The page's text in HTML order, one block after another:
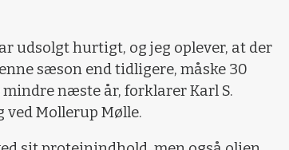
udsolgt hurtigt, og jeg oplever, at der
sæson end tidligere, måske 30
næste år, forklarer Karl S.
Mollerup Mølle.